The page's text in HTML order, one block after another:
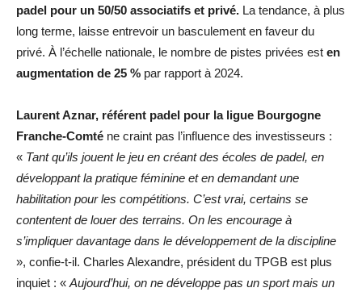
padel pour un 50/50 associatifs et privé. La tendance, à plus
long terme, laisse entrevoir un basculement en faveur du
privé. À l’échelle nationale, le nombre de pistes privées est en
augmentation de 25 % par rapport à 2024.
Laurent Aznar, référent padel pour la ligue Bourgogne
Franche-Comté ne craint pas l’influence des investisseurs :
« Tant qu’ils jouent le jeu en créant des écoles de padel, en
développant la pratique féminine et en demandant une
habilitation pour les compétitions. C’est vrai, certains se
contentent de louer des terrains. On les encourage à
s’impliquer davantage dans le développement de la discipline
», confie-t-il. Charles Alexandre, président du TPGB est plus
inquiet : « Aujourd’hui, on ne développe pas un sport mais un